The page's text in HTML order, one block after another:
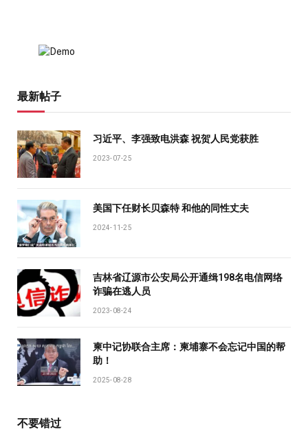
最新帖子
习近平、李强致电洪森 祝贺人民党获胜
2023-07-25
美国下任财长贝森特 和他的同性丈夫
2024-11-25
吉林省辽源市公安局公开通缉198名电信网络
诈骗在逃人员
2023-08-24
柬中记协联合主席：柬埔寨不会忘记中国的帮
助！
2025-08-28
不要错过